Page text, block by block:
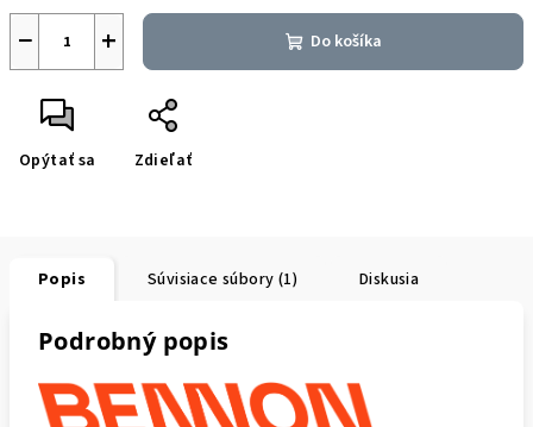
+
− Do košíka
Opýtať sa Zdieľať
Popis Súvisiace súbory (1) Diskusia
Podrobný popis